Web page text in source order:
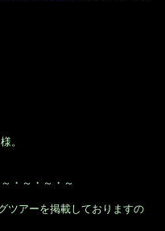
。
・～・～・～
ツアーを掲載しておりますの